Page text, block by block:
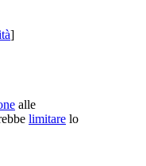
]
alle
limitare lo